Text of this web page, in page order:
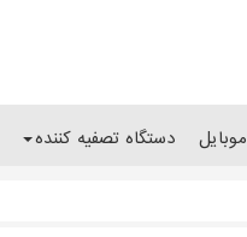
موبایل دستگاه تصفیه کننده